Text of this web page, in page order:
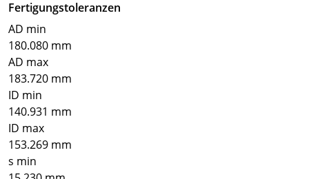
Fertigungstoleranzen
AD min
180.080 mm
AD max
183.720 mm
ID min
140.931 mm
ID max
153.269 mm
s min